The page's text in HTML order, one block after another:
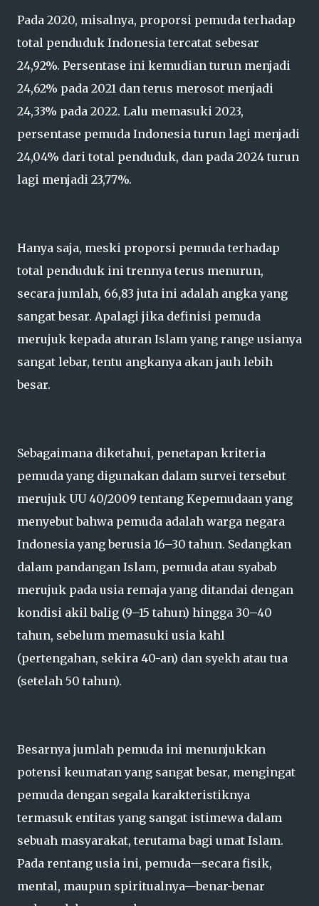
Pada 2020, misalnya, proporsi pemuda terhadap
total penduduk Indonesia tercatat sebesar
24,92%. Persentase ini kemudian turun menjadi
24,62% pada 2021 dan terus merosot menjadi
24,33% pada 2022. Lalu memasuki 2023,
persentase pemuda Indonesia turun lagi menjadi
24,04% dari total penduduk, dan pada 2024 turun
lagi menjadi 23,77%.
Hanya saja, meski proporsi pemuda terhadap
total penduduk ini trennya terus menurun,
secara jumlah, 66,83 juta ini adalah angka yang
sangat besar. Apalagi jika definisi pemuda
merujuk kepada aturan Islam yang range usianya
sangat lebar, tentu angkanya akan jauh lebih
besar.
Sebagaimana diketahui, penetapan kriteria
pemuda yang digunakan dalam survei tersebut
merujuk UU 40/2009 tentang Kepemudaan yang
menyebut bahwa pemuda adalah warga negara
Indonesia yang berusia 16–30 tahun. Sedangkan
dalam pandangan Islam, pemuda atau syabab
merujuk pada usia remaja yang ditandai dengan
kondisi akil balig (9–15 tahun) hingga 30–40
tahun, sebelum memasuki usia kahl
(pertengahan, sekira 40-an) dan syekh atau tua
(setelah 50 tahun).
Besarnya jumlah pemuda ini menunjukkan
potensi keumatan yang sangat besar, mengingat
pemuda dengan segala karakteristiknya
termasuk entitas yang sangat istimewa dalam
sebuah masyarakat, terutama bagi umat Islam.
Pada rentang usia ini, pemuda—secara fisik,
mental, maupun spiritualnya—benar-benar